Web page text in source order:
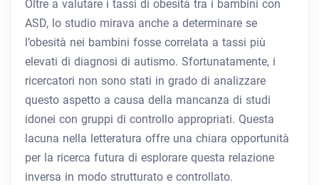
Oltre a valutare i tassi di obesità tra i bambini con
ASD, lo studio mirava anche a determinare se
l’obesità nei bambini fosse correlata a tassi più
elevati di diagnosi di autismo. Sfortunatamente, i
ricercatori non sono stati in grado di analizzare
questo aspetto a causa della mancanza di studi
idonei con gruppi di controllo appropriati. Questa
lacuna nella letteratura offre una chiara opportunità
per la ricerca futura di esplorare questa relazione
inversa in modo strutturato e controllato.